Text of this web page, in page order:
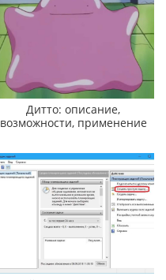
Дитто: описание,
возможности, применение